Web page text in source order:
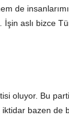
de
aslı bizce
oluyor. Bu
bazen de